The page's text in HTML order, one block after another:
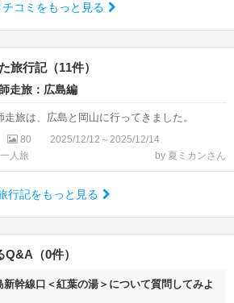
チコミをもっと見る
旅行記（11件）
走旅：広島編
走旅は、広島と岡山に行ってきました。
80
2025/12/12～2025/12/14
人旅
by 夏ミカンさん
行記をもっと見る
（0件）
幹線口＜紅葉の湯＞について質問してみよ